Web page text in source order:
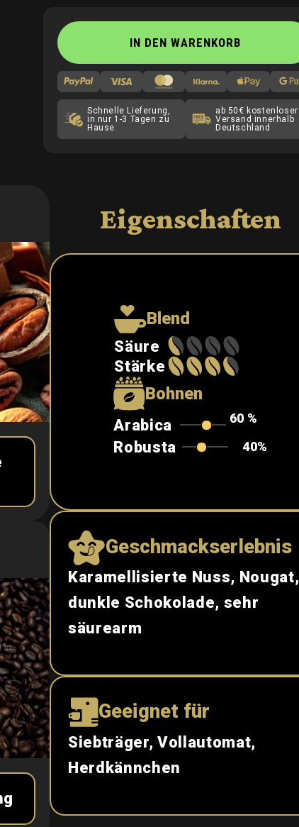
IN DEN WARENKORB
Schnelle Lieferung,
in nur 1-3 Tagen zu
Hause
ab 50€ kostenloser
Versand innerhalb
Deutschland
Eigenschaften
Blend
Säure
Stärke
Bohnen
Arabica 60 %
Robusta 40%
Geschmackserlebnis
Karamellisierte Nuss, Nougat,
dunkle Schokolade, sehr
säurearm
Geeignet für
Siebträger, Vollautomat,
Herdkännchen